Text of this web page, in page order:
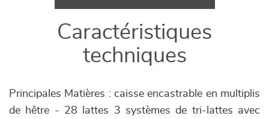
Caractéristiques
techniques
Principales Matières : caisse encastrable en multiplis
de hêtre - 28 lattes 3 systèmes de tri-lattes avec